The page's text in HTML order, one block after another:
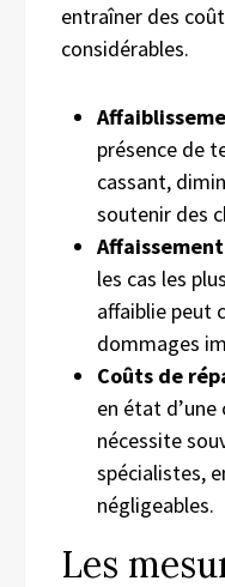
entraîner des
considérables.
présence de
cassant,
soutenir des
les cas les
affaiblie peut
dommages
Coûts de
en état
nécessite
spécialistes,
négligeables.
Les